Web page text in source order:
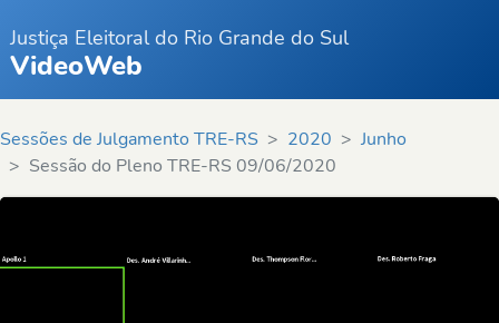
Justiça Eleitoral do Rio Grande do Sul
VideoWeb
Sessões de Julgamento TRE-RS 2020
Junho
Sessão do Pleno TRE-RS 09/06/2020